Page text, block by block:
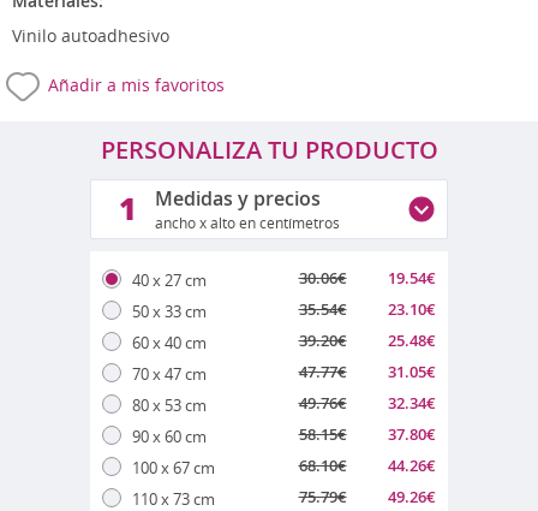
Vinilo autoadhesivo
Añadir a mis favoritos
PERSONALIZA TU PRODUCTO
1 Medidas y precios
ancho x alto en centímetros
40 x 27 cm
50 x 33 cm
60 x 40 cm
70 x 47 cm
80 x 53 cm
90 x 60 cm
100 x 67 cm
110 x 73 cm
30.06€
35.54€
39.20€
47.77€
49.76€
58.15€
68.10€
75.79€
19.54€
23.10€
25.48€
31.05€
32.34€
37.80€
44.26€
49.26€